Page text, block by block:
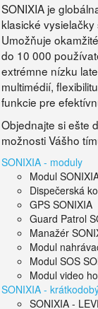
SONIXIA je
klasické
Umožňuje
do 10 000
extrémne nízku
multimédií,
funkcie pre
Objednajte si ešte
možnosti Vášho
SONIXIA - moduly
Modul
Dispečerská
GPS SONIXIA
Guard Patrol
Manažér
Modul
Modul SOS
Modul video
SONIXIA -
SONIXIA -